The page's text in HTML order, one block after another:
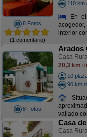
8 Fotos
(1 comentario)
110 km
En
interior
8 Fotos
Arados
Casa
20,3 km
10
90 km
vallado
Casa
Casa